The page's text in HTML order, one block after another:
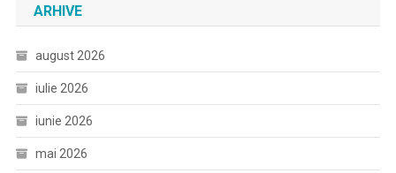
ARHIVE
august 2026
iulie 2026
iunie 2026
mai 2026